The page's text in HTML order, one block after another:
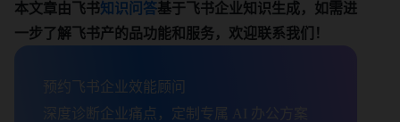
本文章由飞书知识问答基于飞书企业知识生成，如需进
一步了解飞书产的品功能和服务，欢迎联系我们！
预约飞书企业效能顾问
深度诊断企业痛点，定制专属 AI 办公方案